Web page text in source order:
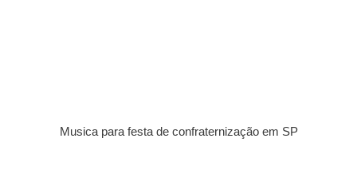
Musica para festa de confraternização em SP